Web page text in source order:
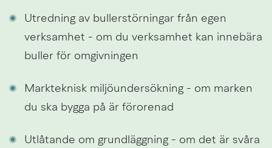
Utredning av bullerstörningar från egen
verksamhet - om du verksamhet kan innebära
buller för omgivningen
Markteknisk miljöundersökning - om marken
du ska bygga på är förorenad
Utlåtande om grundläggning - om det är svåra